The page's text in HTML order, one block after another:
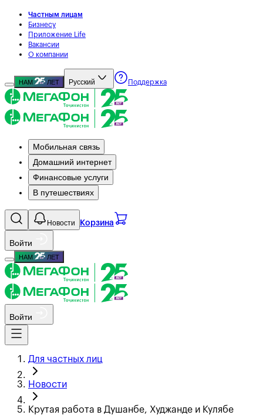
Частным лицам
Бизнесу
Приложение Life
Вакансии
О компании
НАМ ЛЕТ Русский Поддержка
Мобильная связь
Домашний интернет
Финансовые услуги
В путешествиях
Новости Корзина
Войти
НАМ ЛЕТ
Войти
Для частных лиц
Новости
Крутая работа в Душанбе, Худжанде и Кулябе